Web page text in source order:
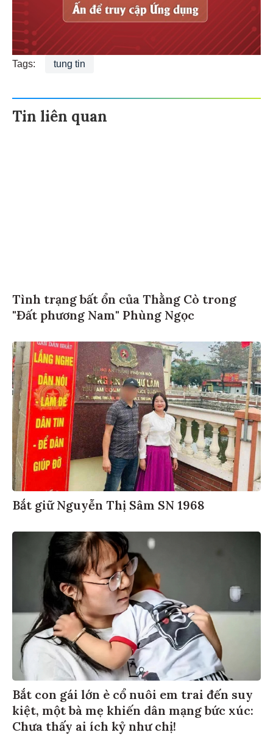
Tags: tung tin
Tin liên quan
Tình trạng bất ổn của Thằng Cò trong
"Đất phương Nam" Phùng Ngọc
Bắt giữ Nguyễn Thị Sâm SN 1968
Bắt con gái lớn è cổ nuôi em trai đến suy
kiệt, một bà mẹ khiến dân mạng bức xúc:
Chưa thấy ai ích kỷ như chị!